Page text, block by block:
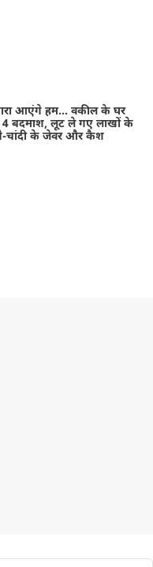
आएंगे हम… वकील के घर
बदमाश, लूट ले गए लाखों के
चांदी के जेवर और कैश